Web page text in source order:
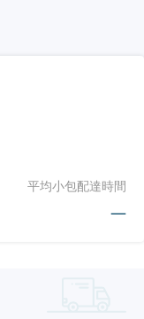
平均小包配達時間
—